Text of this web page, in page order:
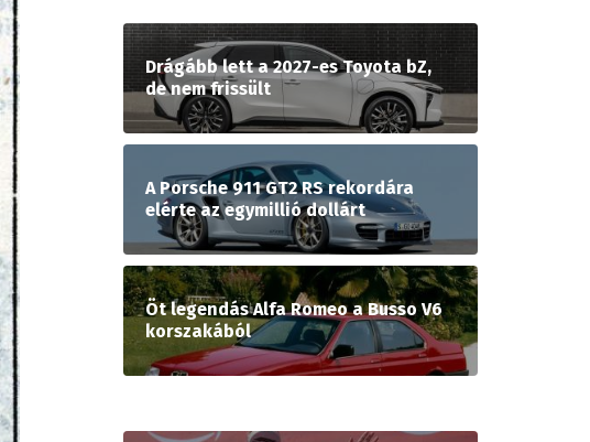
Drágább lett a 2027-es Toyota bZ,
de nem frissült
A Porsche 911 GT2 RS rekordára
elérte az egymillió dollárt
Öt legendás Alfa Romeo a Busso V6
korszakából